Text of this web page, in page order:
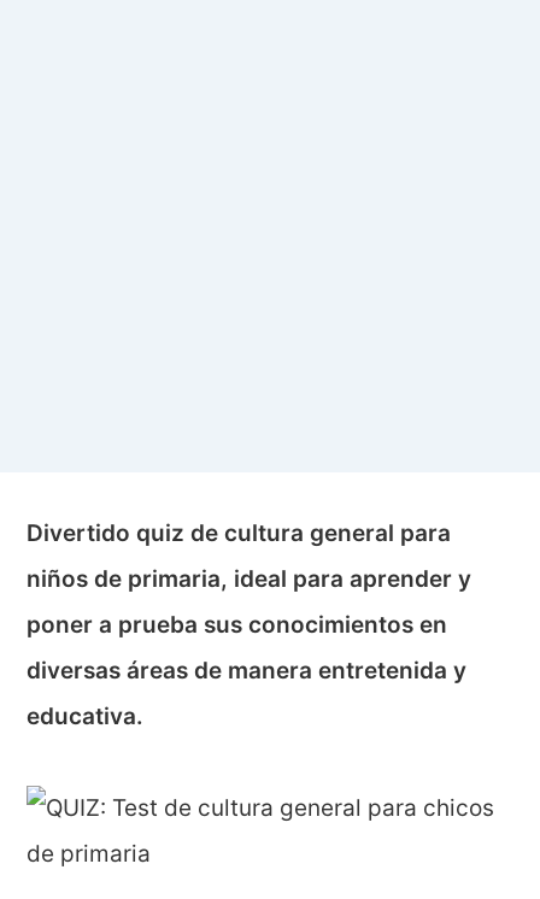
Divertido quiz de cultura general para
niños de primaria, ideal para aprender y
poner a prueba sus conocimientos en
diversas áreas de manera entretenida y
educativa.